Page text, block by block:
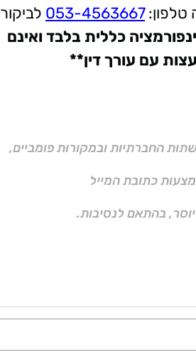
טלפון:053-4563667 לביקור
כללית בלבד ואינם
עם עורך דין**
החברתיות ובמקורות פומביים,
כתובת המייל
בהתאם לנסיבות.